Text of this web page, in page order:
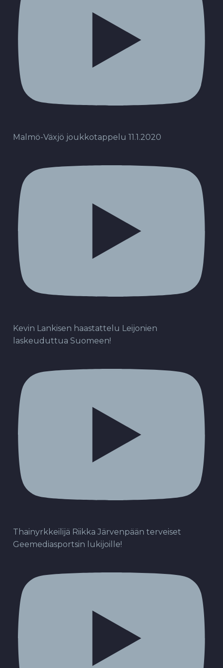
Malmö-Växjö joukkotappelu 11.1.2020
Kevin Lankisen haastattelu Leijonien
laskeuduttua Suomeen!
Thainyrkkeilijä Riikka Järvenpään terveiset
Geemediasportsin lukijoille!